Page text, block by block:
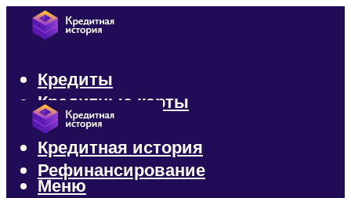
Кредиты
Кредитные карты
Микрозаймы
Кредитная история
Рефинансирование
Меню